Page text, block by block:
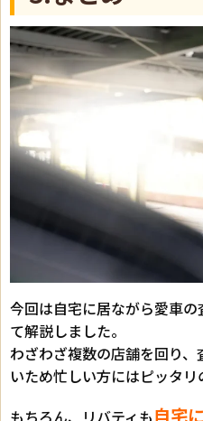
今回は自宅に居ながら愛車
て解説しました。
わざわざ複数の店舗を回り
いため忙しい方にはピッタリ
もちろん、リバティも自宅